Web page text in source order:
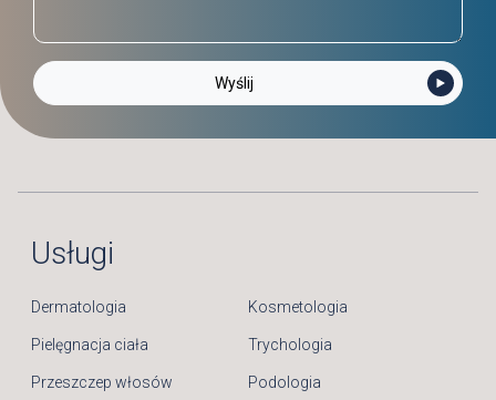
Usługi
Dermatologia Kosmetologia
Pielęgnacja ciała Trychologia
Przeszczep włosów Podologia